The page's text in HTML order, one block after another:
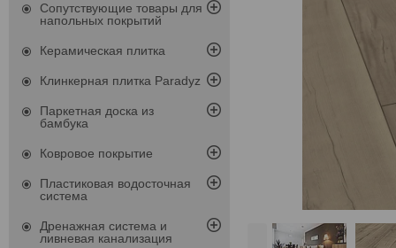
Сопутствующие товары для
напольных покрытий
Керамическая плитка
Клинкерная плитка Paradyz
Паркетная доска из
бамбука
Ковровое покрытие
Пластиковая водосточная
система
Дренажная система и
ливневая канализация